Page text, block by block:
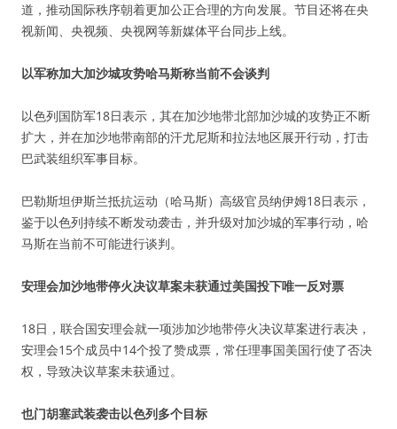
道，推动国际秩序朝着更加公正合理的方向发展。节目还将在央
视新闻、央视频、央视网等新媒体平台同步上线。
以军称加大加沙城攻势哈马斯称当前不会谈判
以色列国防军18日表示，其在加沙地带北部加沙城的攻势正不断
扩大，并在加沙地带南部的汗尤尼斯和拉法地区展开行动，打击
巴武装组织军事目标。
巴勒斯坦伊斯兰抵抗运动（哈马斯）高级官员纳伊姆18日表示，
鉴于以色列持续不断发动袭击，并升级对加沙城的军事行动，哈
马斯在当前不可能进行谈判。
安理会加沙地带停火决议草案未获通过美国投下唯一反对票
18日，联合国安理会就一项涉加沙地带停火决议草案进行表决，
安理会15个成员中14个投了赞成票，常任理事国美国行使了否决
权，导致决议草案未获通过。
也门胡塞武装袭击以色列多个目标